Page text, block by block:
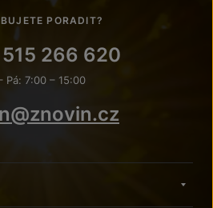
PORADIT?
266 620
Pá: 7:00 – 15:00